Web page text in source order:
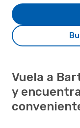
Vuela a
y